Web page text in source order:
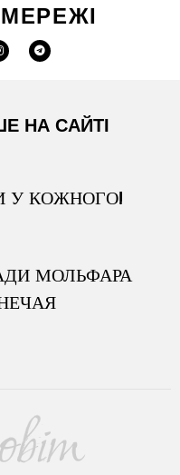
НА САЙТІ
У КОЖНОГО!
МОЛЬФАРА